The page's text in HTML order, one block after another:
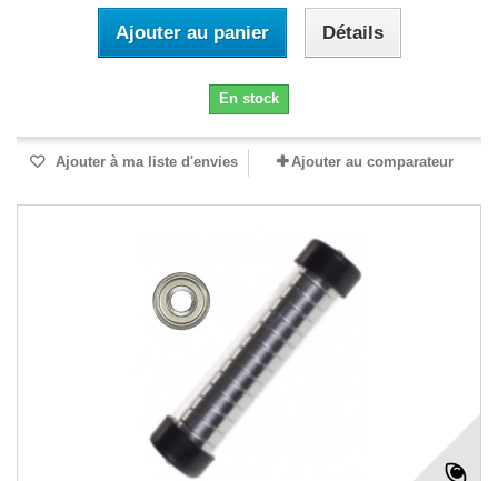
Ajouter au panier Détails
En stock
Ajouter à ma liste d'envies Ajouter au comparateur